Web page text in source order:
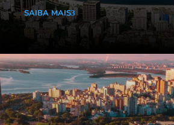
SAIBA MAIS